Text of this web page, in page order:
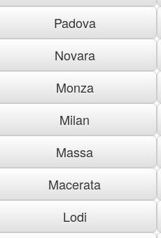
Padova
Novara
Monza
Milan
Massa
Macerata
Lodi